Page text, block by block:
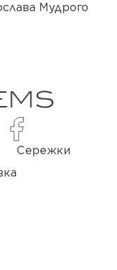
Мудрого
Сережки